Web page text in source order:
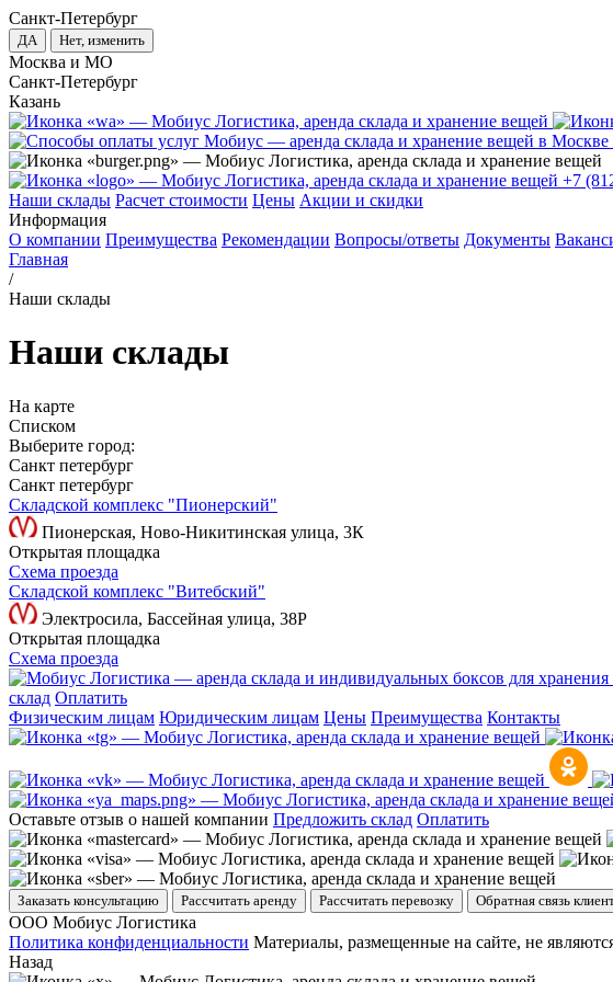
Санкт-Петербург
ДА Нет, изменить
Москва и МО
Санкт-Петербург
Казань
+7
Наши склады Расчет стоимости Цены Акции и скидки
Информация
О компании Преимущества Рекомендации Вопросы/ответы Документы
Главная
/
Наши склады
Наши склады
На карте
Списком
Выберите город:
Санкт петербург
Санкт петербург
Складской комплекс "Пионерский"
Пионерская, Ново-Никитинская улица, 3К
Открытая площадка
Схема проезда
Складской комплекс "Витебский"
Электросила, Бассейная улица, 38Р
Открытая площадка
Схема проезда
склад Оплатить
Физическим лицам Юридическим лицам Цены Преимущества Контакты
Оставьте отзыв о нашей компании Предложить склад Оплатить
Заказать консультацию Рассчитать аренду Рассчитать перевозку Обратная связь
ООО Мобиус Логистика
Политика конфиденциальности Материалы, размещенные на сайте, не
Назад